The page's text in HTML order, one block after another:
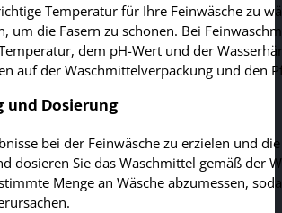
Temperatur für Ihre Feinwäsche zu
um die Fasern zu schonen. Bei
dem pH-Wert und der
auf der Waschmittelverpackung und den
und Dosierung
bei der Feinwäsche zu erzielen und
dosieren Sie das Waschmittel gemäß der
Menge an Wäsche abzumessen,